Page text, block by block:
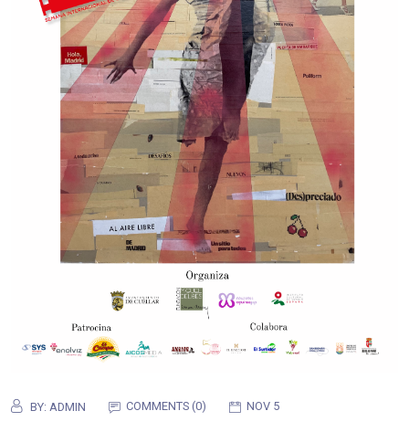
BY: ADMIN COMMENTS (0) NOV 5